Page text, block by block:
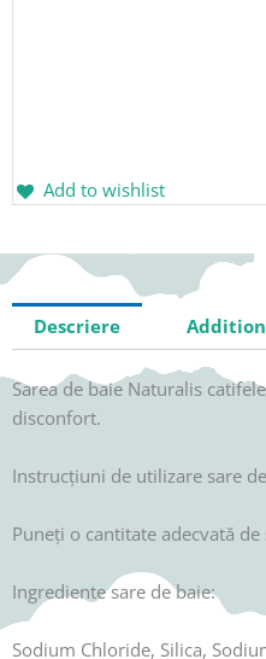
Add to wishlist
Descriere
Sarea de baie Naturalis
disconfort.
Instrucțiuni de utilizare sare
Puneți o cantitate adecvată
Ingrediente sare de baie:
Sodium Chloride, Silica,